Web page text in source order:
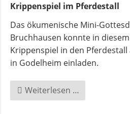
Schuldnerberatung
Flüchtlingsberatung
Krebsberatung
Krippenspiel im Pferdestall
Das ökumenische Mini-
Bruchhausen konnte in
Krippenspiel in den Pferdestall
in Godelheim einladen.
Weiterlesen …
Gottesdienst